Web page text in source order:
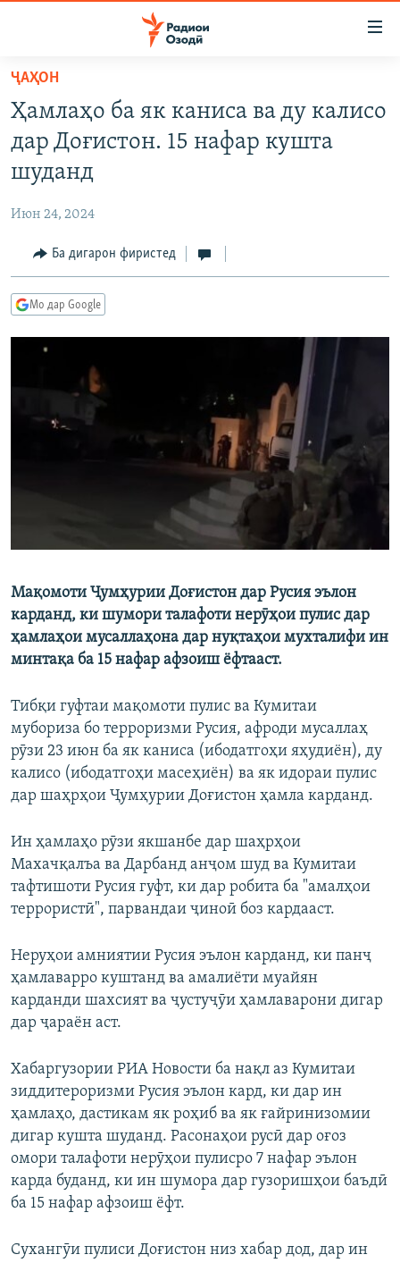
Ҷаҳиш
мояи
аслӣ
Ҷаҳиш
ба
феҳристи
Ҷаҳиш
ба
ҷустор
ҚАЗИЯИ "КРОКУС"
ОСИЁИ МАРКАЗӢ
ВАРЗИШ
ГАПИ ОЗОД
РӮЗГОРИ МУҲОҶИР
ТАҲҚИҚОТ
ҶАНГ ДАР УКРАИНА
ОЗОДӢ ОНЛАЙН
ЧАНДРАСОНАӢ
ВИДЕО
НИГОРИСТОН
ГУЗОРИШҲОИ РАДИОӢ
РӮЙХАТҲО
КИТОБҲОИ ОЗОДӢ
Русский
Ҳамаи сомонаҳои RFE/RL
ҶАҲОН
Ҳамлаҳо ба як каниса ва ду калисо
дар Доғистон. 15 нафар кушта
шуданд
Июн 24, 2024
Ба дигарон фиристед
Мо дар Google
Мақомоти Ҷумҳурии Доғистон дар Русия эълон
карданд, ки шумори талафоти нерӯҳои пулис дар
ҳамлаҳои мусаллаҳона дар нуқтаҳои мухталифи ин
минтақа ба 15 нафар афзоиш ёфтааст.
Тибқи гуфтаи мақомоти пулис ва Кумитаи
мубориза бо терроризми Русия, афроди мусаллаҳ
рӯзи 23 июн ба як каниса (ибодатгоҳи яҳудиён), ду
калисо (ибодатгоҳи масеҳиён) ва як идораи пулис
дар шаҳрҳои Ҷумҳурии Доғистон ҳамла карданд.
Ин ҳамлаҳо рӯзи якшанбе дар шаҳрҳои
Махачқалъа ва Дарбанд анҷом шуд ва Кумитаи
тафтишоти Русия гуфт, ки дар робита ба "амалҳои
террористӣ", парвандаи ҷиноӣ боз кардааст.
Неруҳои амниятии Русия эълон карданд, ки панҷ
ҳамлаварро куштанд ва амалиёти муайян
карданди шахсият ва ҷустуҷӯи ҳамлаварони дигар
дар ҷараён аст.
Хабаргузории РИА Новости ба нақл аз Кумитаи
зиддитероризми Русия эълон кард, ки дар ин
ҳамлаҳо, дастикам як роҳиб ва як ғайринизомии
дигар кушта шуданд. Расонаҳои русӣ дар оғоз
омори талафоти нерӯҳои пулисро 7 нафар эълон
карда буданд, ки ин шумора дар гузоришҳои баъдӣ
ба 15 нафар афзоиш ёфт.
Сухангӯи пулиси Доғистон низ хабар дод, дар ин